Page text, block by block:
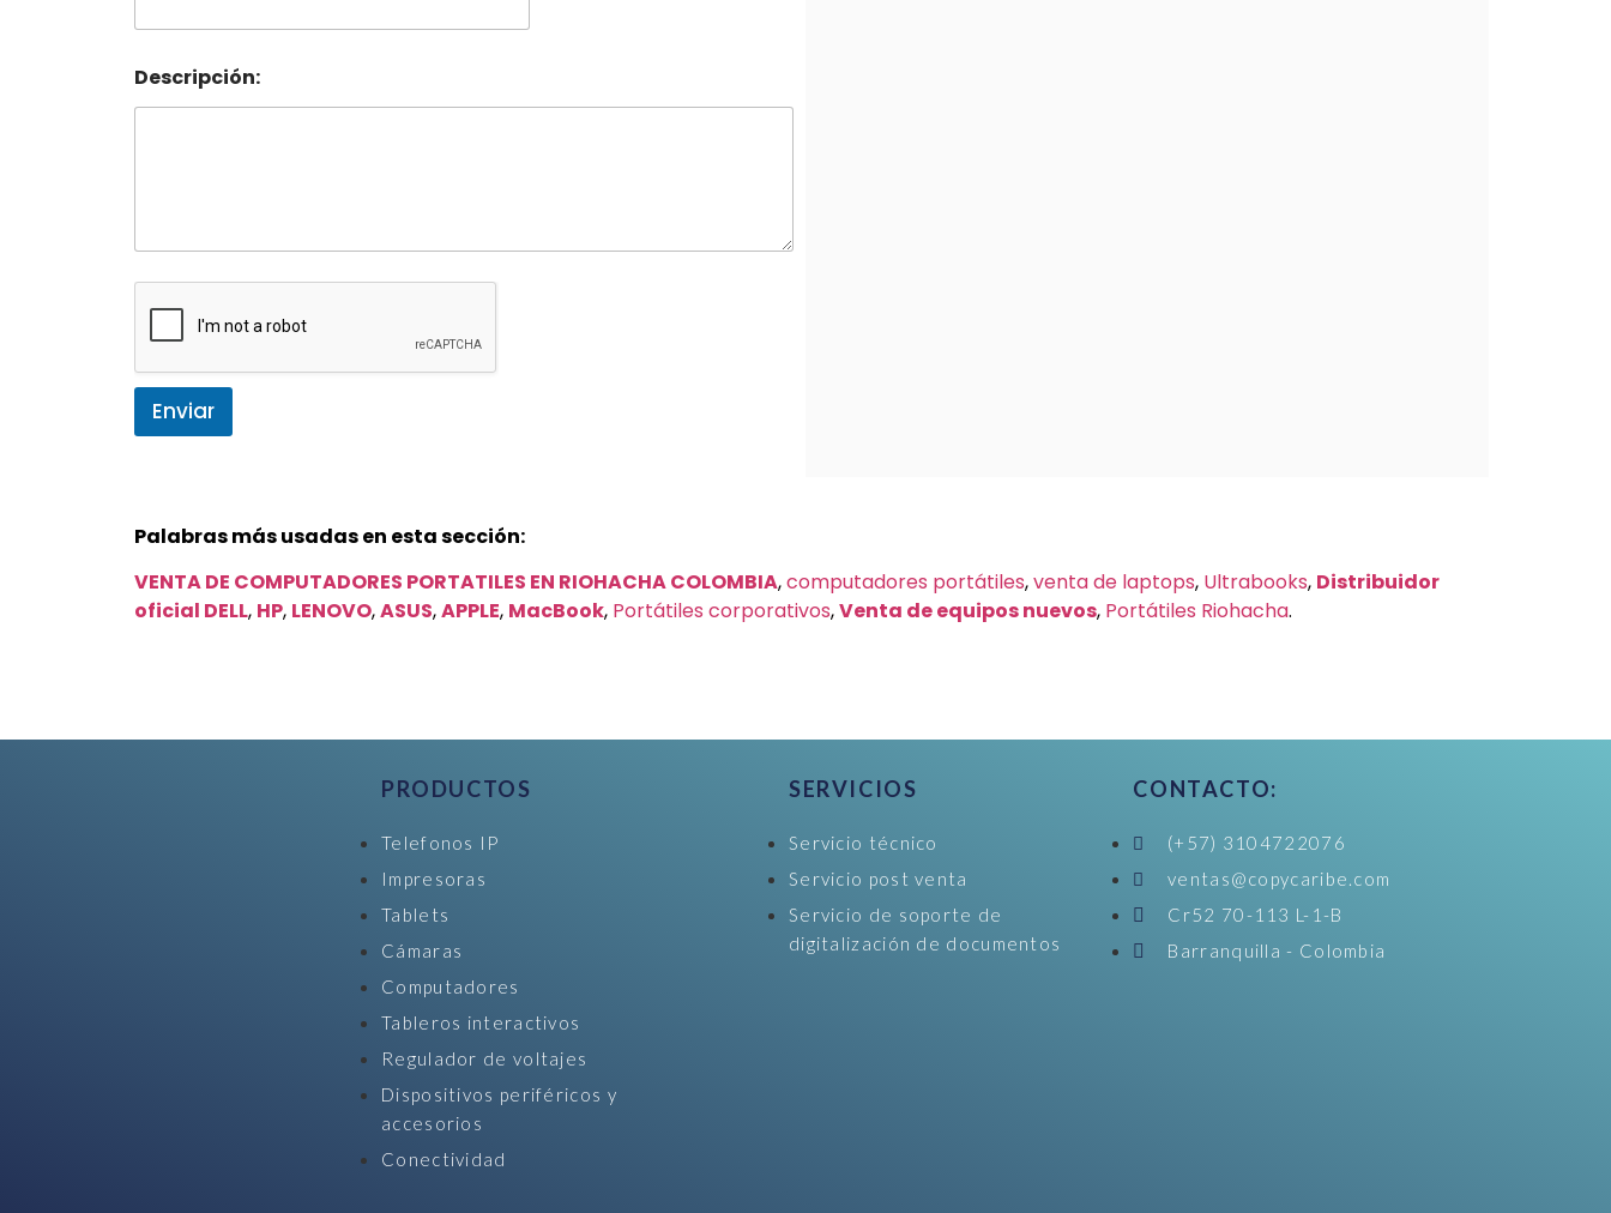
Descripción:
Enviar
Palabras más usadas en esta sección:
VENTA DE COMPUTADORES PORTATILES EN RIOHACHA COLOMBIA,computadores portátiles,venta de laptops, Ultrabooks, Distribuidor
oficial DELL, HP, LENOVO,ASUS,APPLE, MacBook, Portátiles corporativos,Venta de equipos nuevos, Portátiles Riohacha.
PRODUCTOS
Telefonos IP
Impresoras
Tablets
Cámaras
Computadores
Tableros interactivos
Regulador de voltajes
Dispositivos periféricos y
accesorios
Conectividad
SERVICIOS
Servicio técnico
Servicio post venta
Servicio de soporte de
digitalización de documentos
CONTACTO:
(+57) 3104722076
ventas@copycaribe.com
Cr52 70-113 L-1-B
Barranquilla - Colombia